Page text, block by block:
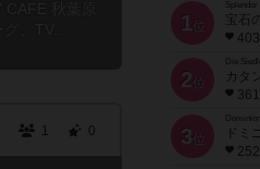
1 0
1 位
宝石
2 位
Die
カタン
3 位
ドミ